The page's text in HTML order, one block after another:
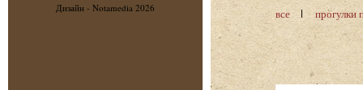
Дизайн - Notamedia 2026 все прогулки